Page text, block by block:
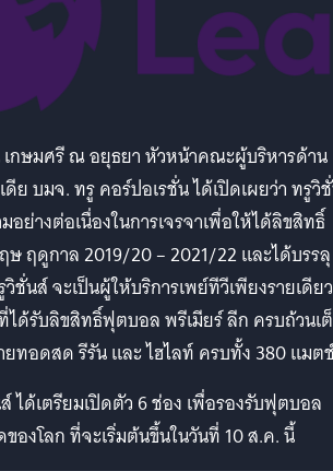
กษมศรี ณ อยุธยา หัวหน้าคณะผู้บริหารด้าน
ย บมจ. ทรู คอร์ปอเรชั่น ได้เปิดเผยว่า ทรูวิ
ย่างต่อเนื่องในการเจรจาเพื่อให้ได้ลิขสิทธิ์
ษ ฤดูกาล 2019/20 – 2021/22 และได้บรรลุ
ชั่นส์ จะเป็นผู้ให้บริการเพย์ทีวีเพียงรายเดียว
ได้รับลิขสิทธิ์ฟุตบอล พรีเมียร์ ลีก ครบถ้วนเ
ทอดสด รีรัน และ ไฮไลท์ ครบทั้ง 380 แมต
ได้เตรียมเปิดตัว 6 ช่อง เพื่อรองรับฟุตบอล
องโลก ที่จะเริ่มต้นขึ้นในวันที่ 10 ส.ค. นี้